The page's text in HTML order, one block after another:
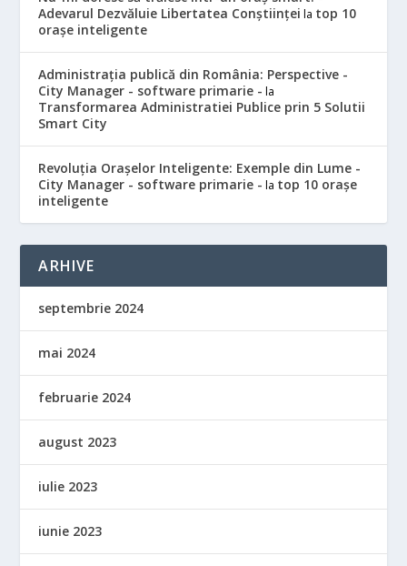
Adevarul Dezvăluie Libertatea Conștiinței la top 10
orașe inteligente
Administrația publică din România: Perspective -
City Manager - software primarie - la
Transformarea Administratiei Publice prin 5 Solutii
Smart City
Revoluția Orașelor Inteligente: Exemple din Lume -
City Manager - software primarie - la top 10 orașe
inteligente
ARHIVE
septembrie 2024
mai 2024
februarie 2024
august 2023
iulie 2023
iunie 2023